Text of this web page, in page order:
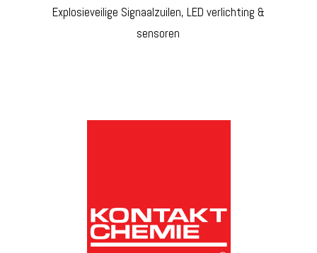
Explosieveilige Signaalzuilen, LED verlichting &
sensoren